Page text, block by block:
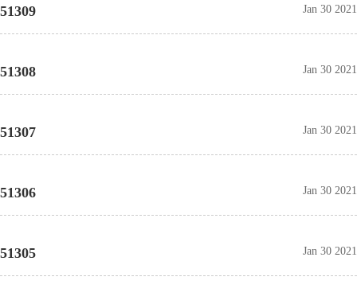
51309 Jan 30 2021
51308 Jan 30 2021
51307 Jan 30 2021
51306 Jan 30 2021
51305 Jan 30 2021